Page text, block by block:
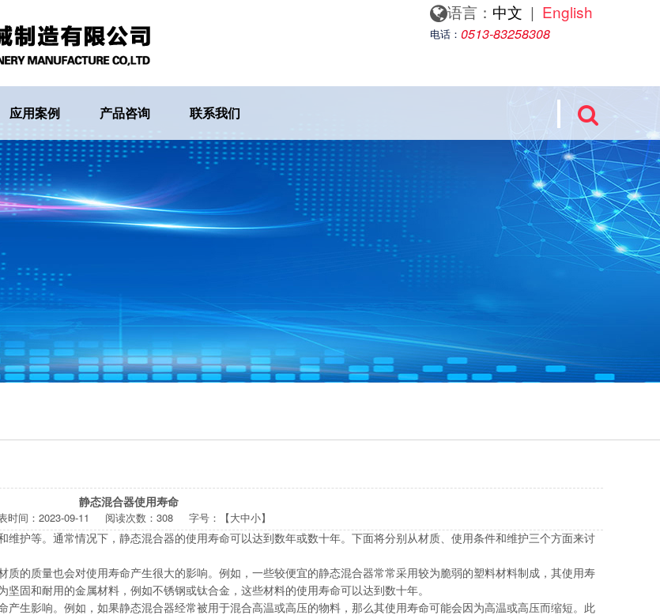
语言： 中文 | English
电话： 0513-83258308
应用案例 产品咨询 联系我们
静态混合器使用寿命
时间： 2023-09-11 阅读次数： 308 字号：【大中小】
护等。通常情况下，静态混合器的使用寿命可以达到数年或数十年。下面将分别从材质、使用条件和维护三个方面来讨
的质量也会对使用寿命产生很大的影响。例如，一些较便宜的静态混合器常常采用较为脆弱的塑料材料制成，其使用寿
固和耐用的金属材料，例如不锈钢或钛合金，这些材料的使用寿命可以达到数十年。
生影响。例如，如果静态混合器经常被用于混合高温或高压的物料，那么其使用寿命可能会因为高温或高压而缩短。此